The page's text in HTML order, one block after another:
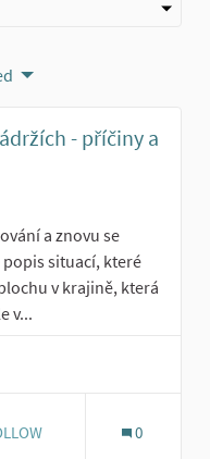
- příčiny a
a znovu se
popis situací, které
v krajině, která
v...
0